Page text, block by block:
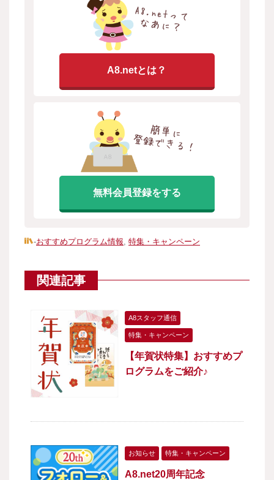
A8.netとは？
無料会員登録をする
-おすすめプログラム情報 特集・キャンペーン
関連記事
A8スタッフ通信
特集・キャンペーン
【年賀状特集】おすすめプ
ログラムをご紹介♪
お知らせ 特集・キャンペーン
A8.net20周年記念